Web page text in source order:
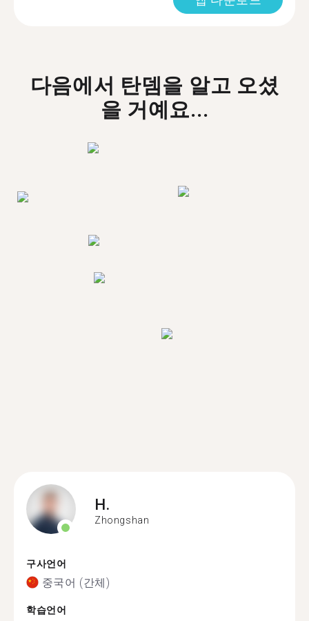
다음에서 탄뎀을 알고 오셨
을 거예요...
H.
Zhongshan
구사언어
중국어 (간체)
학습언어